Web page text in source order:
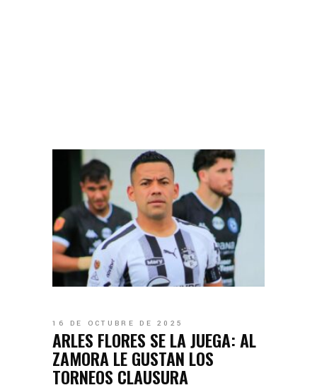
16 DE OCTUBRE DE 2025
ARLES FLORES SE LA JUEGA: AL
ZAMORA LE GUSTAN LOS
TORNEOS CLAUSURA